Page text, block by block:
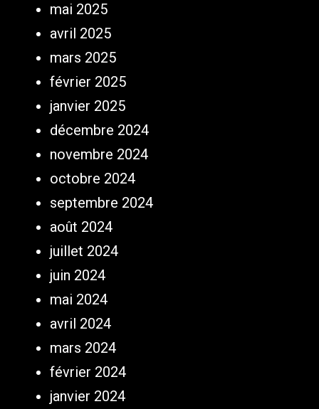
mai 2025
avril 2025
mars 2025
février 2025
janvier 2025
décembre 2024
novembre 2024
octobre 2024
septembre 2024
août 2024
juillet 2024
juin 2024
mai 2024
avril 2024
mars 2024
février 2024
janvier 2024